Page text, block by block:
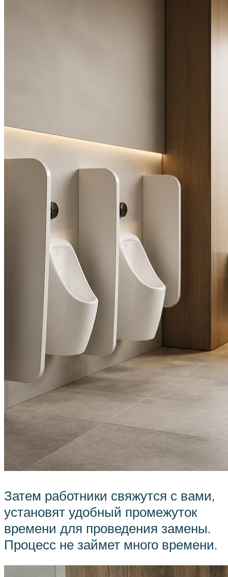
Затем работники свяжутся с вами,
установят удобный промежуток
времени для проведения замены.
Процесс не займет много времени.